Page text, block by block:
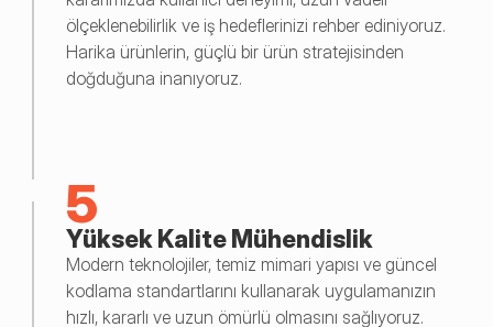
ölçeklenebilirlik ve iş hedeflerinizi rehber ediniyoruz.
Harika ürünlerin, güçlü bir ürün stratejisinden
doğduğuna inanıyoruz.
5
Yüksek Kalite Mühendislik
Modern teknolojiler, temiz mimari yapısı ve güncel
kodlama standartlarını kullanarak uygulamanızın
hızlı, kararlı ve uzun ömürlü olmasını sağlıyoruz.